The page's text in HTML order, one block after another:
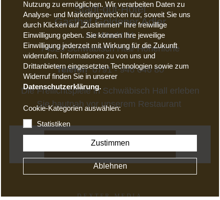
Stadt-gut-Hotel
Gasthof Goldener Adler
Am Markt 11
74523 Schwäbisch Hall/ Hohenlohe
Telefon 0791 - 946 646 80
Die Freilichtspiele in Schwäbisch Hall erleben
Sie hautnah vor unserem Restaurant
NEWSLETTER ANMELDEN
Nutzung zu ermöglichen. Wir verarbeiten Daten zu
Analyse- und Marketingzwecken nur, soweit Sie uns
durch Klicken auf „Zustimmen“ Ihre freiwillige
Einwilligung geben. Sie können Ihre jeweilige
Einwilligung jederzeit mit Wirkung für die Zukunft
widerrufen. Informationen zu von uns und
Drittanbietern eingesetzten Technologien sowie zum
Widerruf finden Sie in unserer
Datenschutzerklärung.
Cookie-Kategorien auswählen:
Statistiken
Zustimmen
Ablehnen